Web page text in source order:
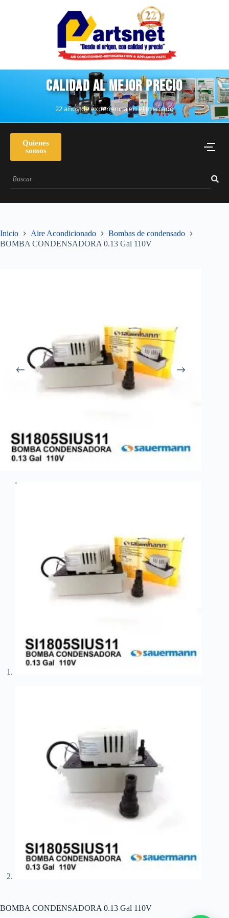
CALIDAD AL MEJOR PRECIO
22 años de experiencia en el mercado
Quienes
somos
Inicio Aire Acondicionado
Bombas de condensado
BOMBA CONDENSADORA 0.13 Gal 110V
BOMBA CONDENSADORA 0.13 Gal 110V